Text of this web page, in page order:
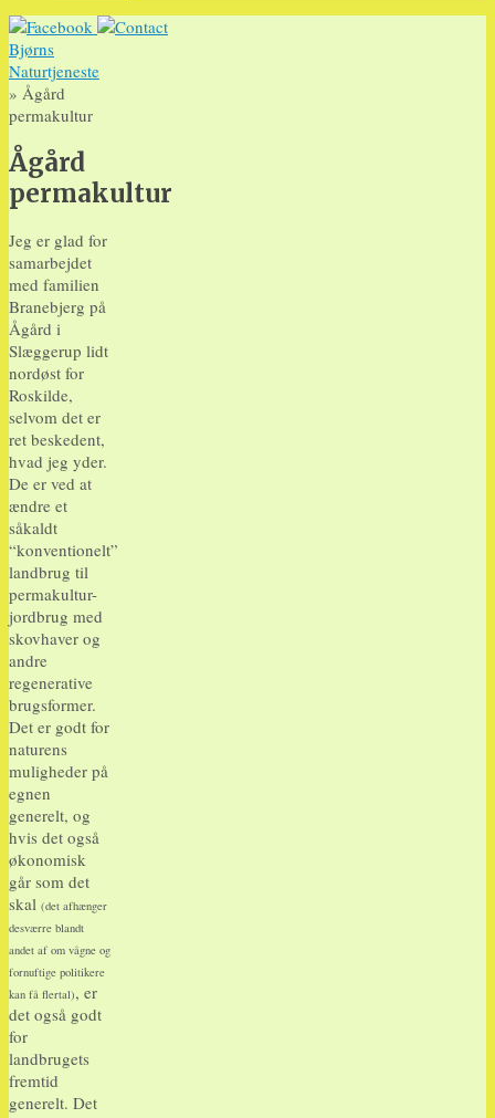
Bjørns
Naturtjeneste
» Ågård
permakultur
Ågård
permakultur
Jeg er glad for
samarbejdet
med familien
Branebjerg på
Ågård i
Slæggerup lidt
nordøst for
Roskilde,
selvom det er
ret beskedent,
hvad jeg yder.
De er ved at
ændre et
såkaldt
“konventionelt”
landbrug til
permakultur-
jordbrug med
skovhaver og
andre
regenerative
brugsformer.
Det er godt for
naturens
muligheder på
egnen
generelt, og
hvis det også
økonomisk
går som det
skal (det afhænger
desværre blandt
andet af om vågne og
fornuftige politikere
kan få flertal), er
det også godt
for
landbrugets
fremtid
generelt. Det